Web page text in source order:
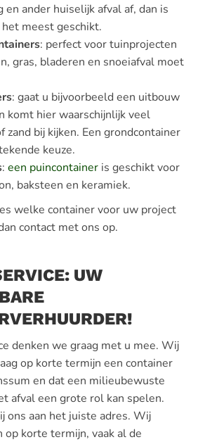
en ander huiselijk afval af, dan is
meest geschikt.
: perfect voor tuinprojecten
gras, bladeren en snoeiafval moet
: gaat u bijvoorbeeld een uitbouw
komt hier waarschijnlijk veel
zand bij kijken. Een grondcontainer
keuze.
: een puincontainer is geschikt voor
baksteen en keramiek.
welke container voor uw project
contact met ons op.
UW
denken we graag met u mee. Wij
op korte termijn een container
en dat een milieubewuste
afval een grote rol kan spelen.
ons aan het juiste adres. Wij
op korte termijn, vaak al de